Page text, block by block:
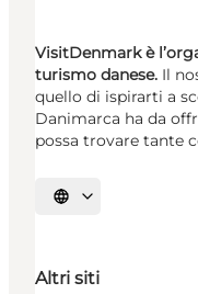
VisitDenmark è
turismo danese. Il
quello di ispirarti a
Danimarca ha da
possa trovare tante
Seleziona la lingua
Altri siti